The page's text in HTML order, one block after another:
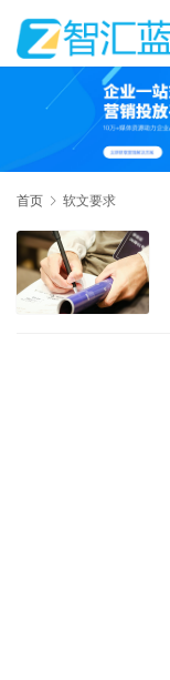
首页 软文要求